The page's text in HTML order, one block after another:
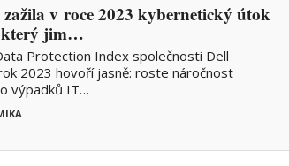
v roce 2023 kybernetický útok
který jim…
Protection Index společnosti Dell
2023 hovoří jasně: roste náročnost
výpadků IT…